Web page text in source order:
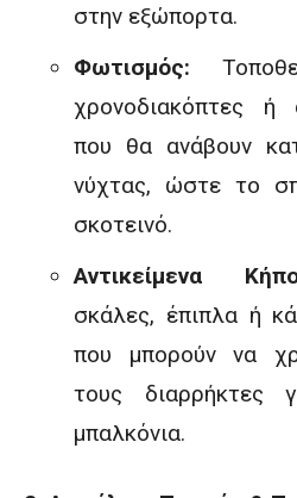
στην εξώπορτα.
Φωτισμός:
χρονοδιακόπτες ή
που θα ανάβουν
νύχτας, ώστε το
σκοτεινό.
Αντικείμενα
σκάλες, έπιπλα ή
που μπορούν να
τους διαρρήκτες
μπαλκόνια.